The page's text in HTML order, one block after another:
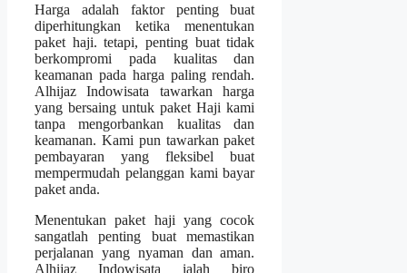
Harga adalah faktor penting buat
diperhitungkan ketika menentukan
paket haji. tetapi, penting buat tidak
berkompromi pada kualitas dan
keamanan pada harga paling rendah.
Alhijaz Indowisata tawarkan harga
yang bersaing untuk paket Haji kami
tanpa mengorbankan kualitas dan
keamanan. Kami pun tawarkan paket
pembayaran yang fleksibel buat
mempermudah pelanggan kami bayar
paket anda.
Menentukan paket haji yang cocok
sangatlah penting buat memastikan
perjalanan yang nyaman dan aman.
Alhijaz Indowisata ialah biro